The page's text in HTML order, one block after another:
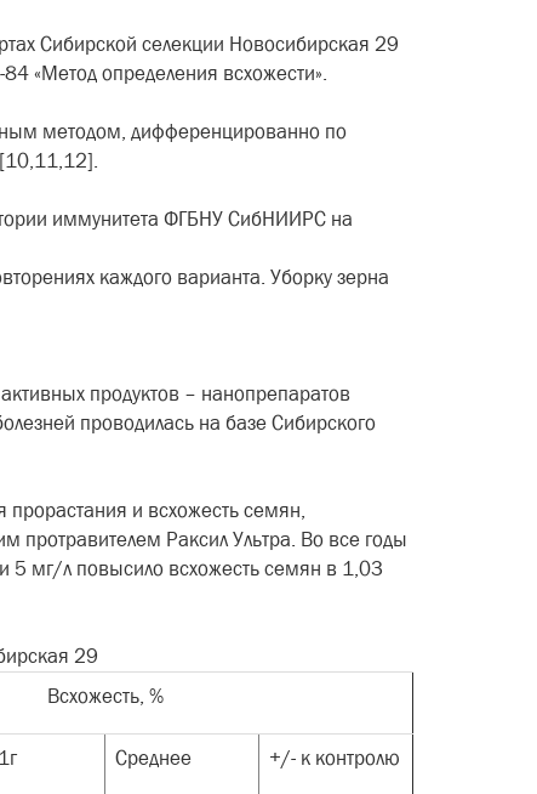
Сибирской селекции Новосибирская 29
«Метод определения всхожести».
методом, дифференцированно по
иммунитета ФГБНУ СибНИИРС на
каждого варианта. Уборку зерна
продуктов – нанопрепаратов
проводилась на базе Сибирского
прорастания и всхожесть семян,
протравителем Раксил Ультра. Во все годы
5 мг/л повысило всхожесть семян в 1,03
29
Всхожесть, %
Среднее +/- к контролю